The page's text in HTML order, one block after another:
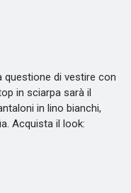
di vestire con
in sciarpa sarà il
in lino bianchi,
Acquista il look: